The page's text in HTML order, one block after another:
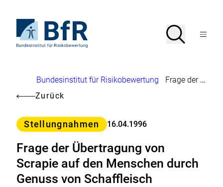
Seiteninhalt
springenStartseite
von
Suche
SucheMenü
Brotkrumennavigation
Bundesinstitut für Risikobewertung
Frage der Übertragung von Scrapie auf den Menschen durch Genuss von Schaffleisch
Zurück
Kategorie
Stellungnahmen 16.04.1996
Frage der Übertragung von
Scrapie auf den Menschen durch
Genuss von Schaffleisch